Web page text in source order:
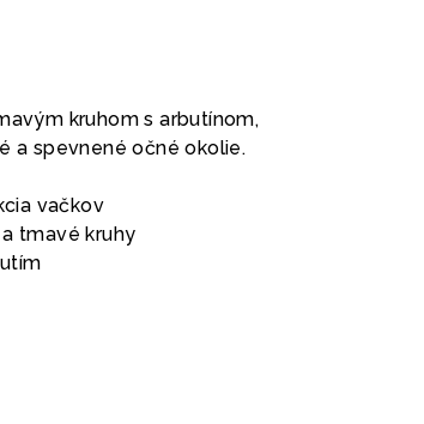
kruhom s arbutínom,
a spevnené očné okolie.
vačkov
tmavé kruhy